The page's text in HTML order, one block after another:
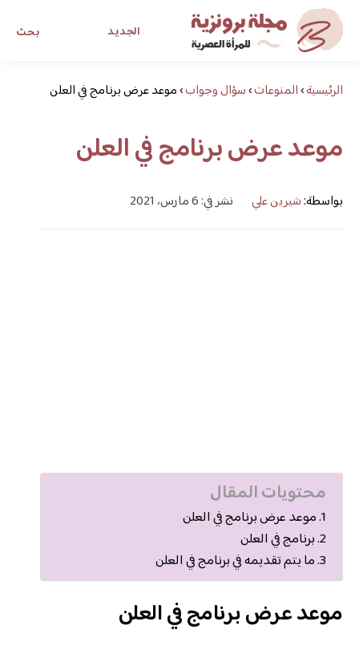
بحث الجديد
مجلة برونزية للفتاة العصرية
ابحث عن أي موضوع يهمك
الرئيسية›المنوعات›سؤال وجواب›موعد عرض برنامج في العلن
موعد عرض برنامج في العلن
بواسطة:شيرين علي نشر في: 6 مارس، 2021
محتويات المقال
موعد عرض برنامج في العلن
برنامج في العلن
ما يتم تقديمه في برنامج في العلن
موعد عرض برنامج في العلن